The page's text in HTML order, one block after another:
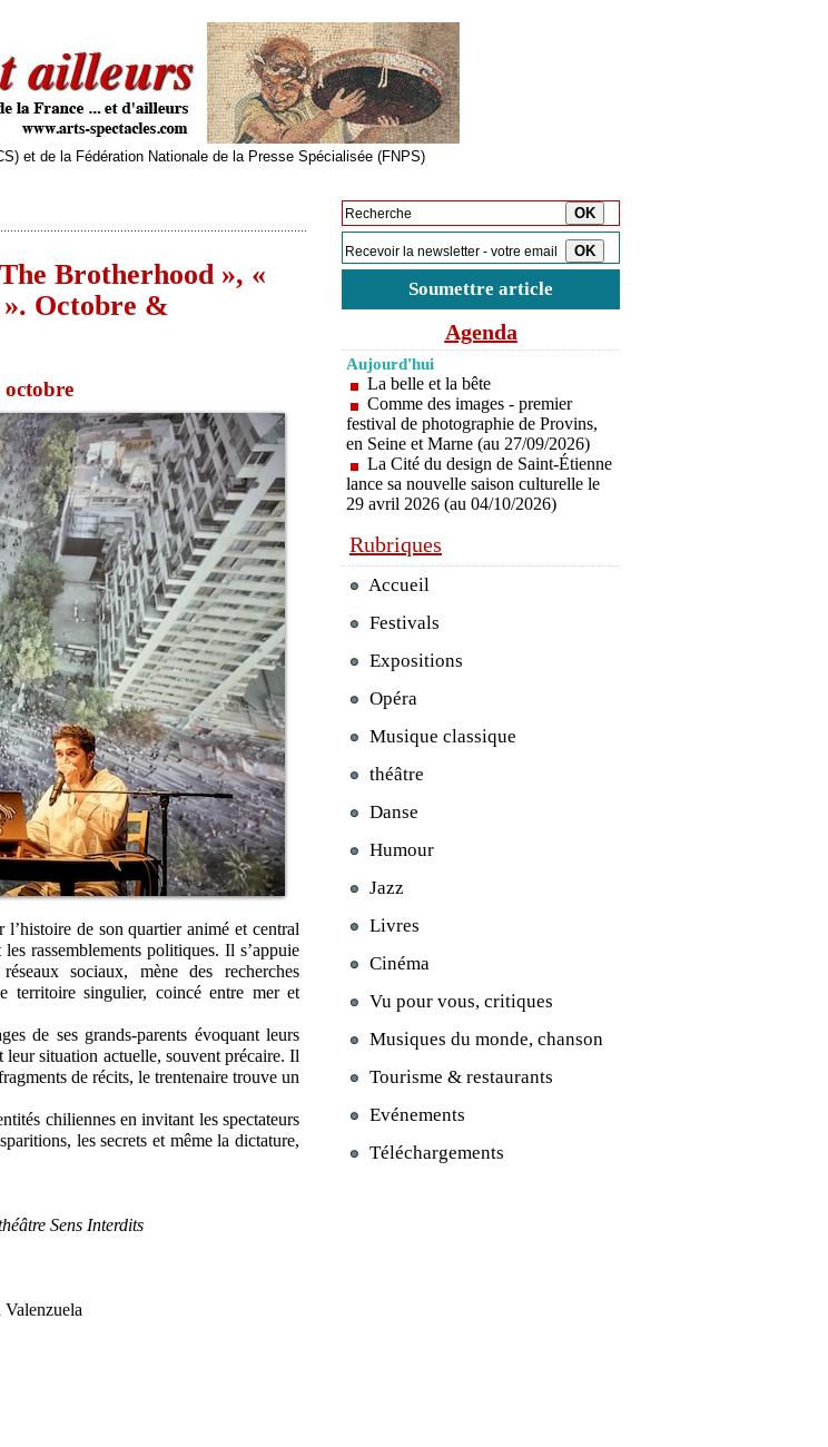
et de la Fédération Nationale de la Presse Spécialisée (FNPS)
Brotherhood », «
». Octobre &
de son quartier animé et central
rassemblements politiques. Il s’appuie
sociaux, mène des recherches
territoire singulier, coincé entre mer et
de ses grands-parents évoquant leurs
leur situation actuelle, souvent précaire. Il
de récits, le trentenaire trouve un
chiliennes en invitant les spectateurs
les secrets et même la dictature,
Sens Interdits
Soumettre article
Agenda
Aujourd'hui
La belle et la bête
Comme des images - premier
festival de photographie de Provins,
en Seine et Marne (au 27/09/2026)
La Cité du design de Saint-Étienne
lance sa nouvelle saison culturelle le
29 avril 2026 (au 04/10/2026)
Rubriques
Accueil
Festivals
Expositions
Opéra
Musique classique
théâtre
Danse
Humour
Jazz
Livres
Cinéma
Vu pour vous, critiques
Musiques du monde, chanson
Tourisme & restaurants
Evénements
Téléchargements